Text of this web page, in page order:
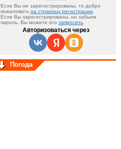
Если Вы не зарегистрированы, то добро
пожаловать на страницу регистрации
Если Вы зарегистрированы, но забыли
пароль, Вы можете его запросить
Авторизоваться через
Погода